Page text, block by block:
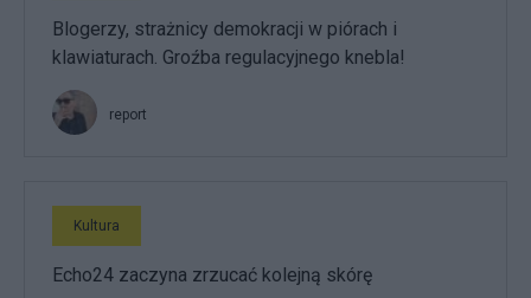
Blogerzy, strażnicy demokracji w piórach i
klawiaturach. Groźba regulacyjnego knebla!
report
Kultura
Echo24 zaczyna zrzucać kolejną skórę